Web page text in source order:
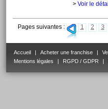
> Voir le
Pages suivantes : 1 2 3
Accueil Acheter une franchise
Mentions légales
RGPD / GDPR